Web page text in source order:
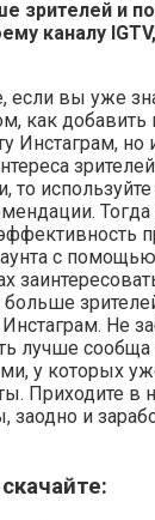
зрителей и
каналу
если вы уже
как
Инстаграм, но
то
с помощью
Не
лучше сообща
у которых
Приходите в
заодно и